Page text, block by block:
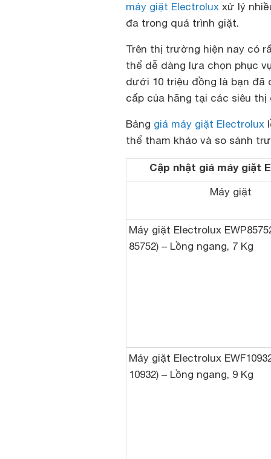
máy giặt Electrolux xử lý
đa trong quá trình giặt.
Trên thị trường hiện nay có
thể dễ dàng lựa chọn phục
dưới 10 triệu đồng là bạn đã
cấp của hãng tại các siêu
Bảng giá máy giặt Electrolux
thể tham khảo và so sánh
Cập nhật giá máy giặt
Máy giặt
Máy giặt Electrolux
85752) – Lồng ngang, 7 Kg
Máy giặt Electrolux
10932) – Lồng ngang, 9 Kg